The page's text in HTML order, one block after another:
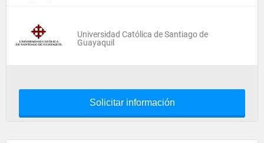
Universidad Católica de Santiago de
Guayaquil
Solicitar información